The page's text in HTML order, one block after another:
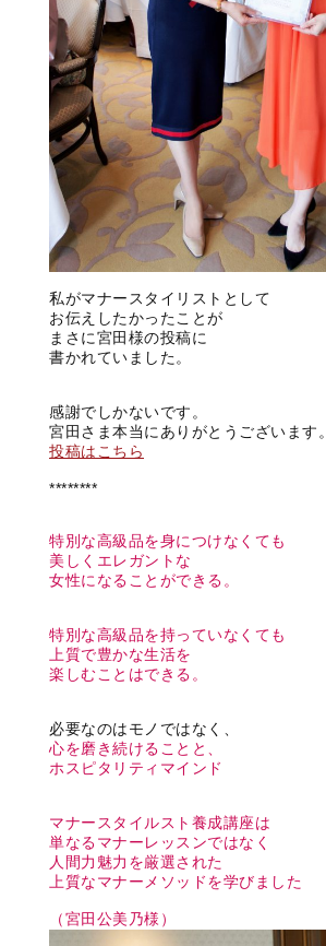
私がマナースタイリストとして
お伝えしたかったことが
まさに宮田様の投稿に
書かれていました。
感謝でしかないです。
宮田さま本当にありがとうございます。
投稿はこちら
********
特別な高級品を身につけなくても
美しくエレガントな
女性になることができる。
特別な高級品を持っていなくても
上質で豊かな生活を
楽しむことはできる。
必要なのはモノではなく、
心を磨き続けることと、
ホスピタリティマインド
マナースタイルスト養成講座は
単なるマナーレッスンではなく
人間力魅力を厳選された
上質なマナーメソッドを学びました
（宮田公美乃様）